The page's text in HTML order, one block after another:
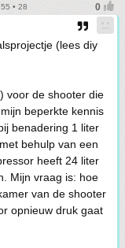
• 28
(lees diy
voor de shooter die
beperkte kennis
benadering 1 liter
behulp van een
heeft 24 liter
Mijn vraag is: hoe
van de shooter
opnieuw druk gaat